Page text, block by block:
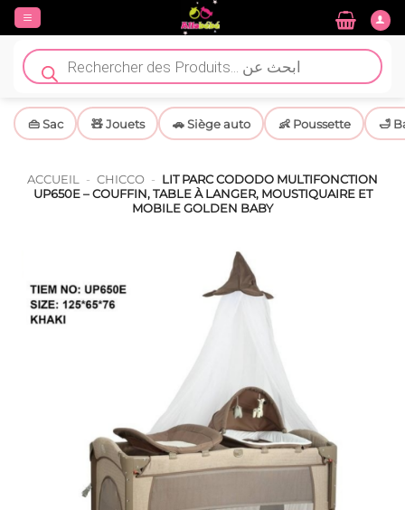
Passer
contenu
Recherche
de
produits
👜 Sac 🧸 Jouets 🚗 Siège auto 👶 Poussette 🛁
ACCUEIL - CHICCO - LIT PARC CODODO MULTIFONCTION
UP650E – COUFFIN, TABLE À LANGER, MOUSTIQUAIRE ET
MOBILE GOLDEN BABY